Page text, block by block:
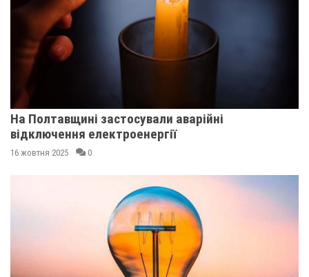
На Полтавщині застосували аварійні
відключення електроенергії
16 жовтня 2025 0